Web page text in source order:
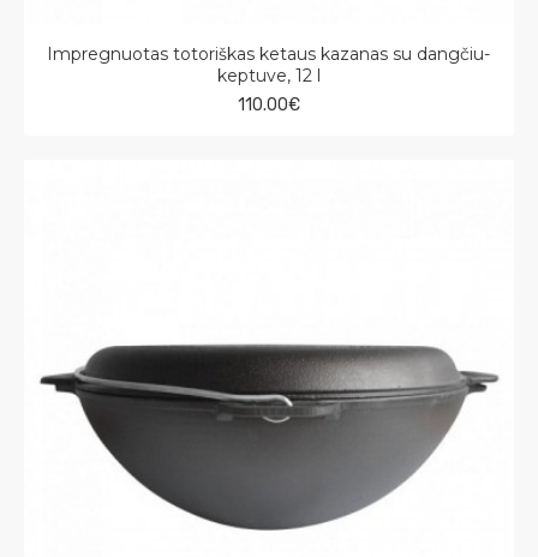
Impregnuotas totoriškas ketaus kazanas su dangčiu-
keptuve, 12 l
110.00€